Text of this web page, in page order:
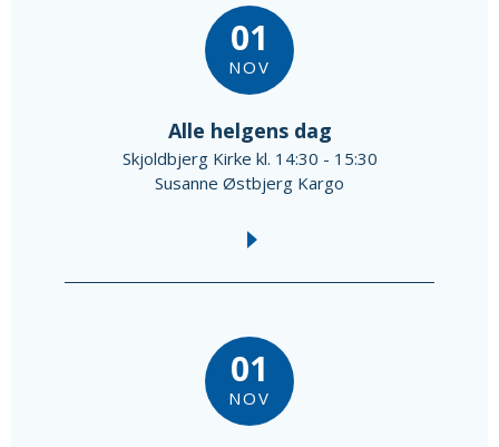
01
NOV
Alle helgens dag
Skjoldbjerg Kirke kl. 14:30 - 15:30
Susanne Østbjerg Kargo
01
NOV